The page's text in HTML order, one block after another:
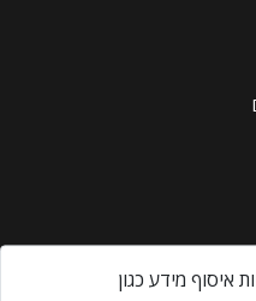
איסוף מידע כגון